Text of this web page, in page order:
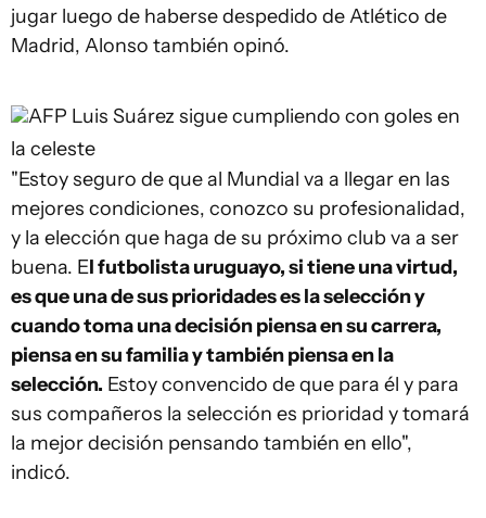
jugar luego de haberse despedido de Atlético de
Madrid, Alonso también opinó.
AFP Luis Suárez sigue cumpliendo con goles en
la celeste
"Estoy seguro de que al Mundial va a llegar en las
mejores condiciones, conozco su profesionalidad,
y la elección que haga de su próximo club va a ser
buena. El futbolista uruguayo, si tiene una virtud,
es que una de sus prioridades es la selección y
cuando toma una decisión piensa en su carrera,
piensa en su familia y también piensa en la
selección. Estoy convencido de que para él y para
sus compañeros la selección es prioridad y tomará
la mejor decisión pensando también en ello",
indicó.